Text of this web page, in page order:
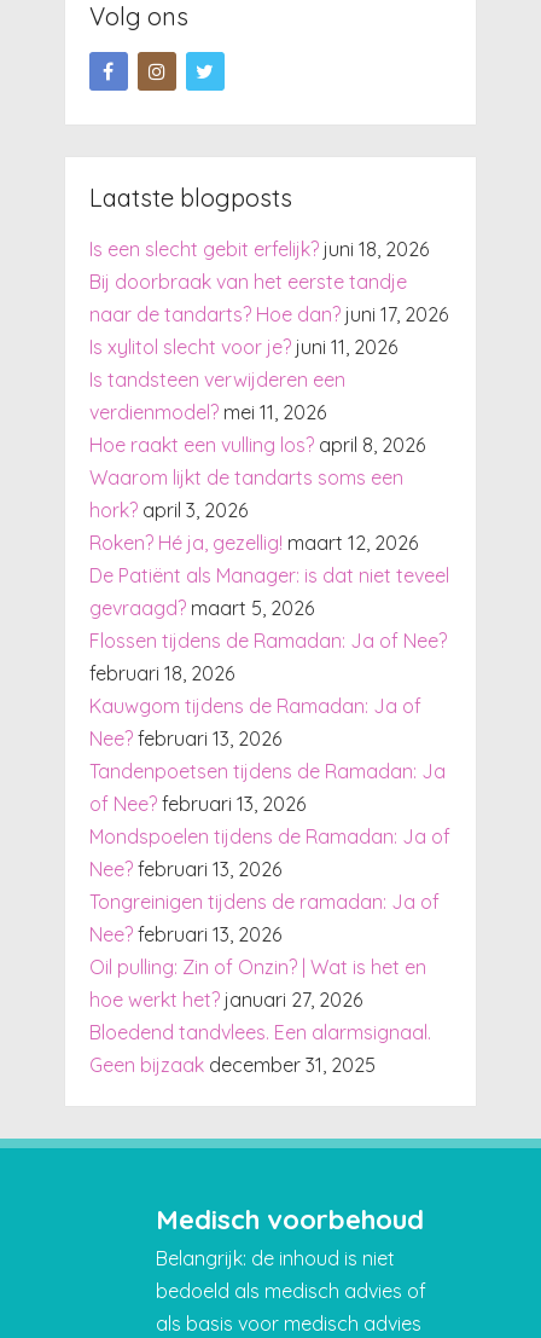
Volg ons
Laatste blogposts
Is een slecht gebit erfelijk? juni 18, 2026
Bij doorbraak van het eerste tandje
naar de tandarts? Hoe dan? juni 17, 2026
Is xylitol slecht voor je? juni 11, 2026
Is tandsteen verwijderen een
verdienmodel? mei 11, 2026
Hoe raakt een vulling los? april 8, 2026
Waarom lijkt de tandarts soms een
hork? april 3, 2026
Roken? Hé ja, gezellig! maart 12, 2026
De Patiënt als Manager: is dat niet teveel
gevraagd? maart 5, 2026
Flossen tijdens de Ramadan: Ja of Nee?
februari 18, 2026
Kauwgom tijdens de Ramadan: Ja of
Nee? februari 13, 2026
Tandenpoetsen tijdens de Ramadan: Ja
of Nee? februari 13, 2026
Mondspoelen tijdens de Ramadan: Ja of
Nee? februari 13, 2026
Tongreinigen tijdens de ramadan: Ja of
Nee? februari 13, 2026
Oil pulling: Zin of Onzin? | Wat is het en
hoe werkt het? januari 27, 2026
Bloedend tandvlees. Een alarmsignaal.
Geen bijzaak december 31, 2025
Medisch voorbehoud
Belangrijk: de inhoud is niet
bedoeld als medisch advies of
als basis voor medisch advies